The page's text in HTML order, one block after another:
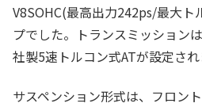
V8SOHC(最高出力242ps/最大
プでした。トランスミッション
社製5速トルコン式ATが設定され
サスペンション形式は、フロン